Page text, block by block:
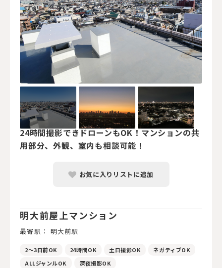
24時間撮影できドローンもOK！マンションの共
用部分、外観、室内も相談可能！
お気に入りリストに追加
明大前屋上マンション
最寄駅： 明大前駅
2～3日前OK 24時間OK 土日撮影OK
ネガティブOK
ALLジャンルOK
深夜撮影OK